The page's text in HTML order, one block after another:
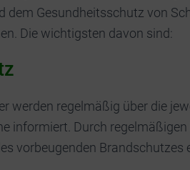
dem Gesundheitsschutz von
Die wichtigsten davon sind:
werden regelmäßig über die
informiert. Durch
vorbeugenden Brandschutzes